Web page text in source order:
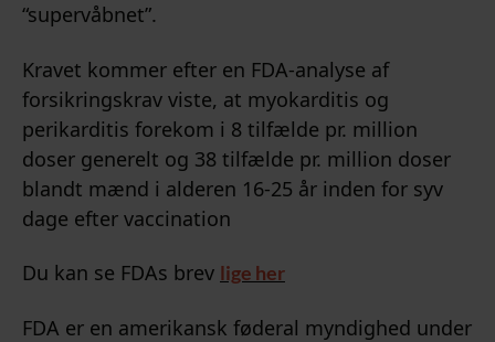
“supervåbnet”.
Kravet kommer efter en FDA-analyse af
forsikringskrav viste, at myokarditis og
perikarditis forekom i 8 tilfælde pr. million
doser generelt og 38 tilfælde pr. million doser
blandt mænd i alderen 16-25 år inden for syv
dage efter vaccination
Du kan se FDAs brev lige her
FDA er en amerikansk føderal myndighed under